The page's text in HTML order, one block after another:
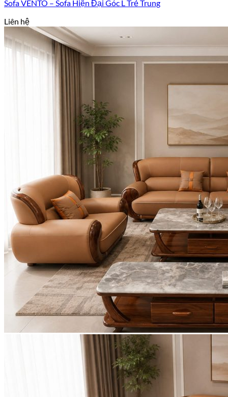
Sofa VENTO – Sofa Hiện Đại Góc L Trẻ Trung
Liên hệ